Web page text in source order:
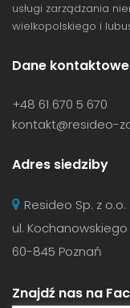
usługi zarządzania
wielkopolskiego i
Dane kontaktowe
+48 61 670 5 670
kontakt@resideo-
Adres siedziby
Resideo Sp. z o.o.
ul. Kochanowskiego
60-845 Poznań
Znajdź nas na